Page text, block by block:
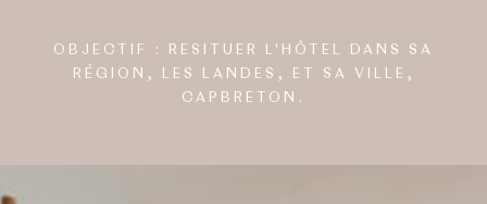
OBJECTIF : RESITUER L'HÔTEL DANS SA
RÉGION, LES LANDES, ET SA VILLE,
CAPBRETON.